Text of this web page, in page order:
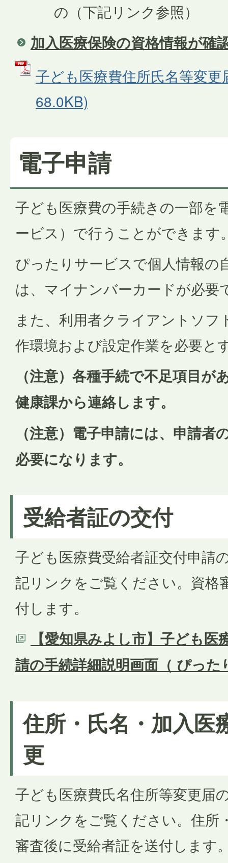
の（下記リンク参照）
加入医療保険の資格情報が確
子ども医療費住所氏名等変
68.0KB)
電子申請
子ども医療費の手続きの一部を
ービス）で行うことができます
ぴったりサービスで個人情報の
は、マイナンバーカードが必要
また、利用者クライアントソ
作環境および設定作業を必要と
（注意）各種手続で不足項目が
健康課から連絡します。
（注意）電子申請には、申請者
必要になります。
受給者証の交付
子ども医療費受給者証交付申請
記リンクをご覧ください。資格
付します。
【愛知県みよし市】子ども
請の手続詳細説明画面（ ぴった
住所・氏名・加入医
更
子ども医療費氏名住所等変更届
記リンクをご覧ください。住所
審査後に受給者証を送付します